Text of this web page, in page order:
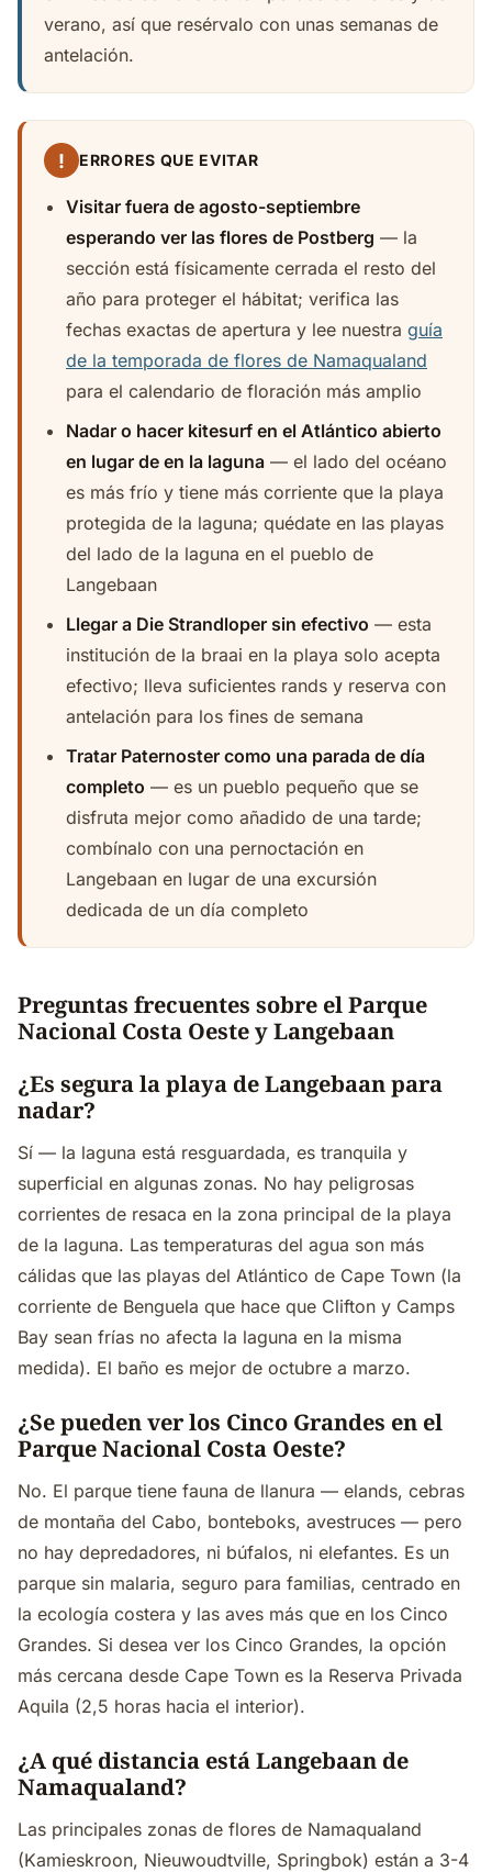
verano, así que resérvalo con unas semanas de
antelación.
! ERRORES QUE EVITAR
Visitar fuera de agosto-septiembre
esperando ver las flores de Postberg — la
sección está físicamente cerrada el resto del
año para proteger el hábitat; verifica las
fechas exactas de apertura y lee nuestra guía
de la temporada de flores de Namaqualand
para el calendario de floración más amplio
Nadar o hacer kitesurf en el Atlántico abierto
en lugar de en la laguna — el lado del océano
es más frío y tiene más corriente que la playa
protegida de la laguna; quédate en las playas
del lado de la laguna en el pueblo de
Langebaan
Llegar a Die Strandloper sin efectivo — esta
institución de la braai en la playa solo acepta
efectivo; lleva suficientes rands y reserva con
antelación para los fines de semana
Tratar Paternoster como una parada de día
completo — es un pueblo pequeño que se
disfruta mejor como añadido de una tarde;
combínalo con una pernoctación en
Langebaan en lugar de una excursión
dedicada de un día completo
Preguntas frecuentes sobre el Parque
Nacional Costa Oeste y Langebaan
¿Es segura la playa de Langebaan para
nadar?
Sí — la laguna está resguardada, es tranquila y
superficial en algunas zonas. No hay peligrosas
corrientes de resaca en la zona principal de la playa
de la laguna. Las temperaturas del agua son más
cálidas que las playas del Atlántico de Cape Town (la
corriente de Benguela que hace que Clifton y Camps
Bay sean frías no afecta la laguna en la misma
medida). El baño es mejor de octubre a marzo.
¿Se pueden ver los Cinco Grandes en el
Parque Nacional Costa Oeste?
No. El parque tiene fauna de llanura — elands, cebras
de montaña del Cabo, bonteboks, avestruces — pero
no hay depredadores, ni búfalos, ni elefantes. Es un
parque sin malaria, seguro para familias, centrado en
la ecología costera y las aves más que en los Cinco
Grandes. Si desea ver los Cinco Grandes, la opción
más cercana desde Cape Town es la Reserva Privada
Aquila (2,5 horas hacia el interior).
¿A qué distancia está Langebaan de
Namaqualand?
Las principales zonas de flores de Namaqualand
(Kamieskroon, Nieuwoudtville, Springbok) están a 3-4